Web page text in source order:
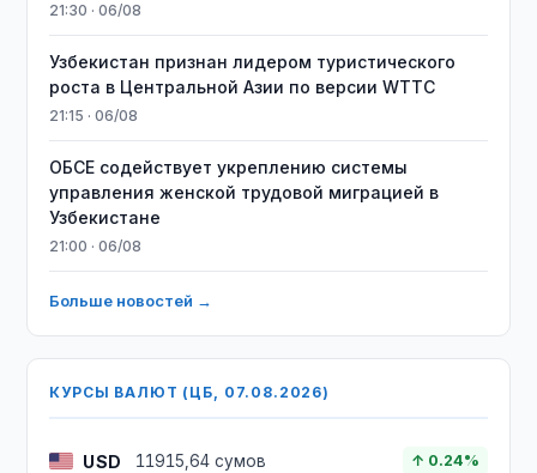
21:30 · 06/08
Узбекистан признан лидером туристического
роста в Центральной Азии по версии WTTC
21:15 · 06/08
ОБСЕ содействует укреплению системы
управления женской трудовой миграцией в
Узбекистане
21:00 · 06/08
Больше новостей →
КУРСЫ ВАЛЮТ (ЦБ, 07.08.2026)
USD 11915,64 сумов ↑ 0.24%